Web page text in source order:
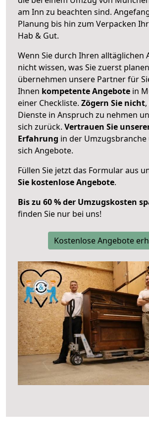
am Inn zu beachten sind.
Planung bis hin zum Verpacken
Hab & Gut.
Wenn Sie durch Ihren alltäglichen
nicht wissen, was Sie zuerst
übernehmen unsere Partner für
Ihnen kompetente Angebote in
einer Checkliste. Zögern Sie nicht
Dienste in Anspruch zu nehmen
sich zurück. Vertrauen Sie
Erfahrung in der Umzugsbranche
sich Angebote.
Füllen Sie jetzt das Formular aus
Sie kostenlose Angebote.
Bis zu 60 % der Umzugskosten
finden Sie nur bei uns!
Kostenlose Angebote